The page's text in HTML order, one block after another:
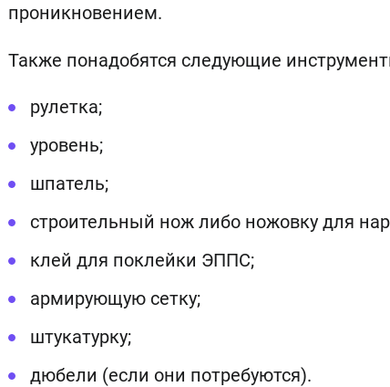
проникновением.
Также понадобятся следующие
рулетка;
уровень;
шпатель;
строительный нож либо ножовку для
клей для поклейки ЭППС;
армирующую сетку;
штукатурку;
дюбели (если они потребуются).